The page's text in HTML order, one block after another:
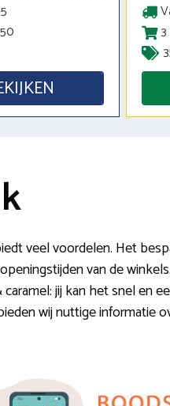
3
veel voordelen. Het
van de
jij kan het snel en
wij nuttige informatie